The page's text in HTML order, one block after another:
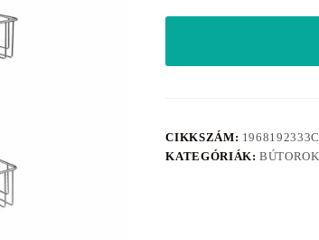
CIKKSZÁM:
KATEGÓRIÁK:BÚTOROK